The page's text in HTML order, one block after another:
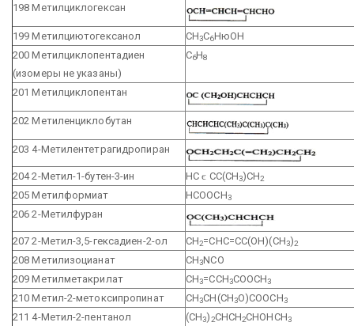
198 Метилциклогексан
199 Метилциютогексанол СН3С6НюОН
200 Метилциклопентадиен
(изомеры не указаны)
С6Н8
201 Метилциклопентан
202 Метиленциклобутан
203 4-Метилентетрагидропиран
204 2-Метил-1-бутен-3-ин НСє СС(СН3)СН2
205 Метилформиат НСООСН3
206 2-Метилфуран
207 2-Метил-3,5-гексадиен-2-ол СН2=СНС=СС(ОН)(СН3)2
208 Метилизоцианат CH3NCO
209 Метилметакрилат
СН3=ССН3СООСН3
210 Метил-2-метоксипропинат СН3СН(СН3О)СООСН3
211 4-Метил-2-пентанол (СН3)2СНСН2СНОНСН3